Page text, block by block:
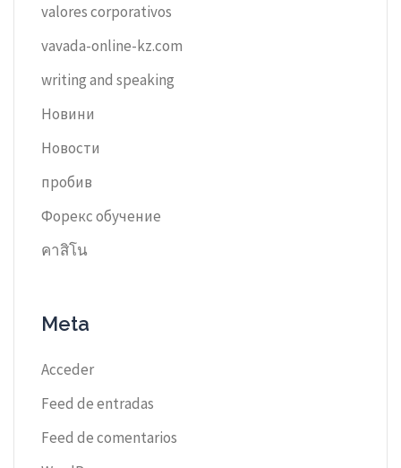
valores corporativos
vavada-online-kz.com
writing and speaking
Новини
Новости
пробив
Форекс обучение
คาสิโน
Meta
Acceder
Feed de entradas
Feed de comentarios